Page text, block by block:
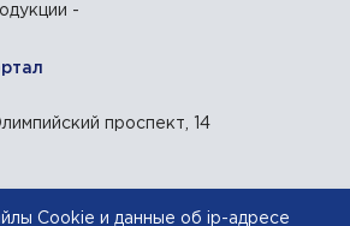
-
проспект, 14
химического сырья
Cookie и данные об ip-адресе